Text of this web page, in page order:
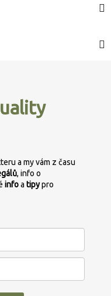
a my vám z času
, info o
infoa tipypro